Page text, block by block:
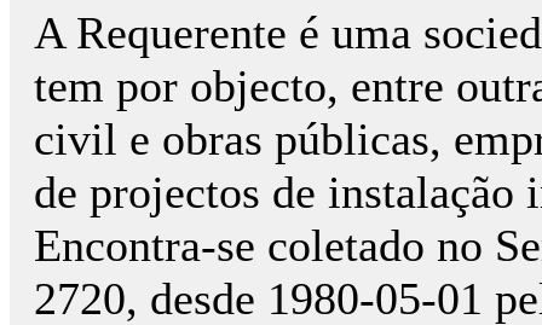
A Requerente é uma
tem por objecto, entre
civil e obras públicas,
de projectos de instalação
Encontra-se coletado no
2720, desde 1980-05-01